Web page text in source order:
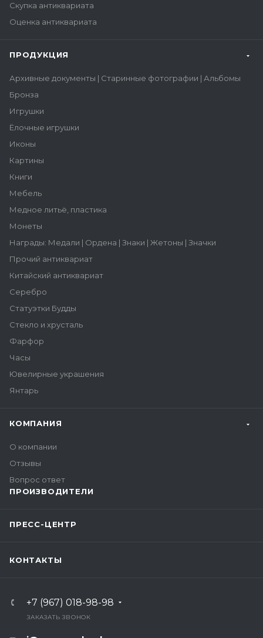
Скупка антиквариата
Оценка антиквариата
ПРОДУКЦИЯ
Архивные документы | Старинные фотографии | Альбомы
Бронза
Игрушки
Ёлочные игрушки
Иконы
Картины
Книги
Мебель
Медное литьё, пластика
Монеты
Награды: Медали | Ордена | Знаки | Жетоны | Значки
Прочий антиквариат
Китайский антиквариат
Серебро
Статуэтки Будды
Стекло и хрусталь
Фарфор
Часы
Ювелирные украшения
Янтарь
КОМПАНИЯ
О компании
Отзывы
Вопрос ответ
ПРОИЗВОДИТЕЛИ
ПРЕСС-ЦЕНТР
КОНТАКТЫ
+7 (967) 018-98-98
ЗАКАЗАТЬ ЗВОНОК